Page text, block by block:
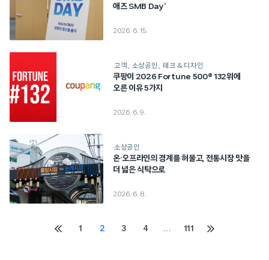
애즈 SMB Day’
2026. 6. 15.
고객 소상공인 테크 & 디자인
쿠팡이 2026 Fortune 500® 132위에
오른 이유 5가지
2026. 6. 9.
소상공인
온·오프라인의 경계를 허물고, 전통시장 맛을
더 넓은 식탁으로
2026. 6. 8.
Posts이전
1 2 3 4 … 111
다음